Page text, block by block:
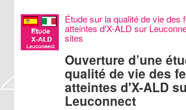
Étude sur la qualité de vie des
atteintes d'X-ALD sur
sites
Ouverture d’une
qualité de vie des
atteintes d'X-ALD
Leuconnect